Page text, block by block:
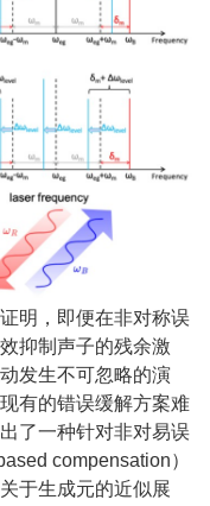
明，即便在非对称误
抑制声子的残余激
发生不可忽略的演
有的错误缓解方案难
了一种针对非对易误
compensation）
于生成元的近似展